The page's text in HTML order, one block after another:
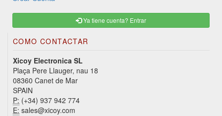
Ya tiene cuenta? Entrar
COMO CONTACTAR
Xicoy Electronica SL
Plaça Pere Llauger, nau 18
08360 Canet de Mar
SPAIN
P: (+34) 937 942 774
E: sales@xicoy.com